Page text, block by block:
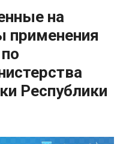
на
применения
Республики